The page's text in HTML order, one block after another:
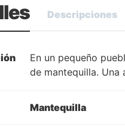
Descripciones
En un pequeño
de mantequilla. Una
Mantequilla